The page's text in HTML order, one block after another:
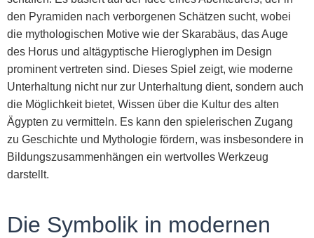
den Pyramiden nach verborgenen Schätzen sucht, wobei
die mythologischen Motive wie der Skarabäus, das Auge
des Horus und altägyptische Hieroglyphen im Design
prominent vertreten sind. Dieses Spiel zeigt, wie moderne
Unterhaltung nicht nur zur Unterhaltung dient, sondern auch
die Möglichkeit bietet, Wissen über die Kultur des alten
Ägypten zu vermitteln. Es kann den spielerischen Zugang
zu Geschichte und Mythologie fördern, was insbesondere in
Bildungszusammenhängen ein wertvolles Werkzeug
darstellt.
Die Symbolik in modernen